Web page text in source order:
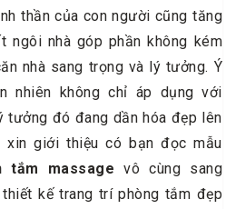
thần của con người cũng tăng
ngôi nhà góp phần không kém
nhà sang trọng và lý tưởng. Ý
nhiên không chỉ áp dụng với
tưởng đó đang dần hóa đẹp lên
xin giới thiệu có bạn đọc mẫu
tắm
massagevô cùng sang
kế trang trí phòng tắm đẹp